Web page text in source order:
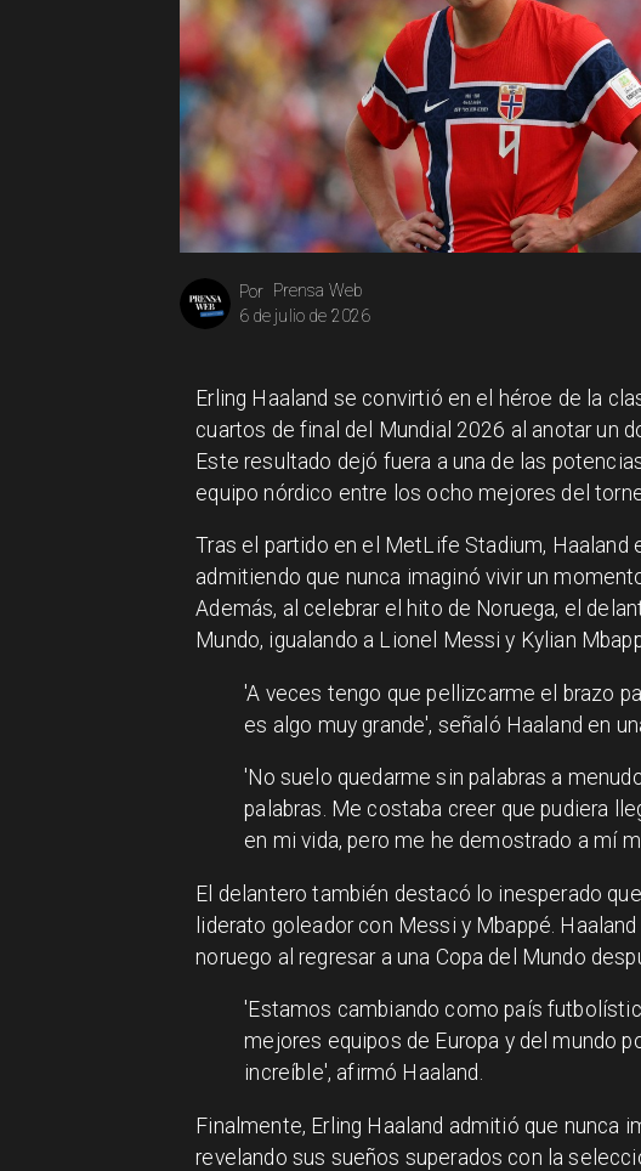
Prensa Web
Por
6 de julio de 2026
Erling Haaland se convirtió en el héroe de la
cuartos de final del Mundial 2026 al anotar un
Este resultado dejó fuera a una de las
equipo nórdico entre los ocho mejores del
Tras el partido en el MetLife Stadium, Haaland
admitiendo que nunca imaginó vivir un
Además, al celebrar el hito de Noruega, el
Mundo, igualando a Lionel Messi y Kylian
'A veces tengo que pellizcarme el brazo
es algo muy grande', señaló Haaland en
'No suelo quedarme sin palabras a
palabras. Me costaba creer que pudiera
en mi vida, pero me he demostrado a mí
El delantero también destacó lo inesperado
liderato goleador con Messi y Mbappé.
noruego al regresar a una Copa del Mundo
'Estamos cambiando como país
mejores equipos de Europa y del mundo
increíble', afirmó Haaland.
Finalmente, Erling Haaland admitió que nunca
revelando sus sueños superados con la